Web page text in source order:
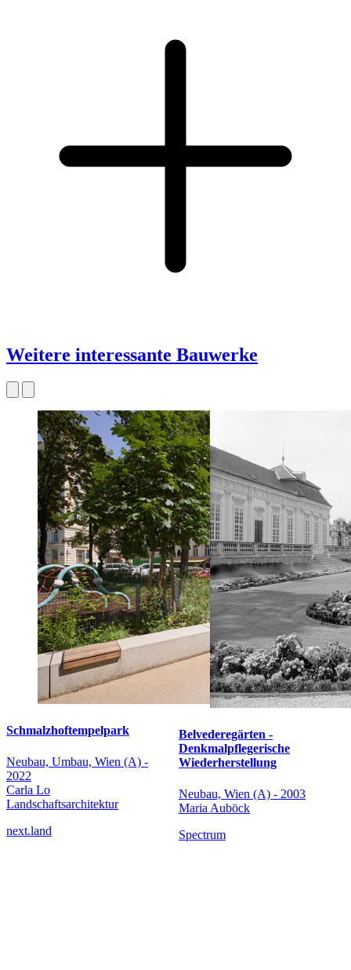
Weitere interessante Bauwerke
Schmalzhoftempelpark
Neubau, Umbau, Wien (A) -
2022
Carla Lo
Landschaftsarchitektur
next.land
Belvederegärten -
Denkmalpflegerische
Wiederherstellung
Neubau, Wien (A) - 2003
Maria Auböck
Spectrum